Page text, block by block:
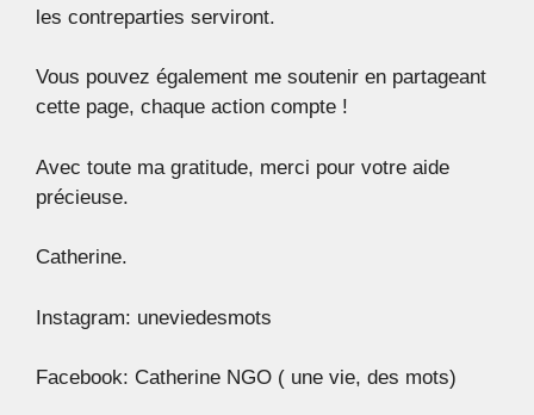
les contreparties serviront.
Vous pouvez également me soutenir en partageant
cette page, chaque action compte !
Avec toute ma gratitude, merci pour votre aide
précieuse.
Catherine.
Instagram: uneviedesmots
Facebook: Catherine NGO ( une vie, des mots)